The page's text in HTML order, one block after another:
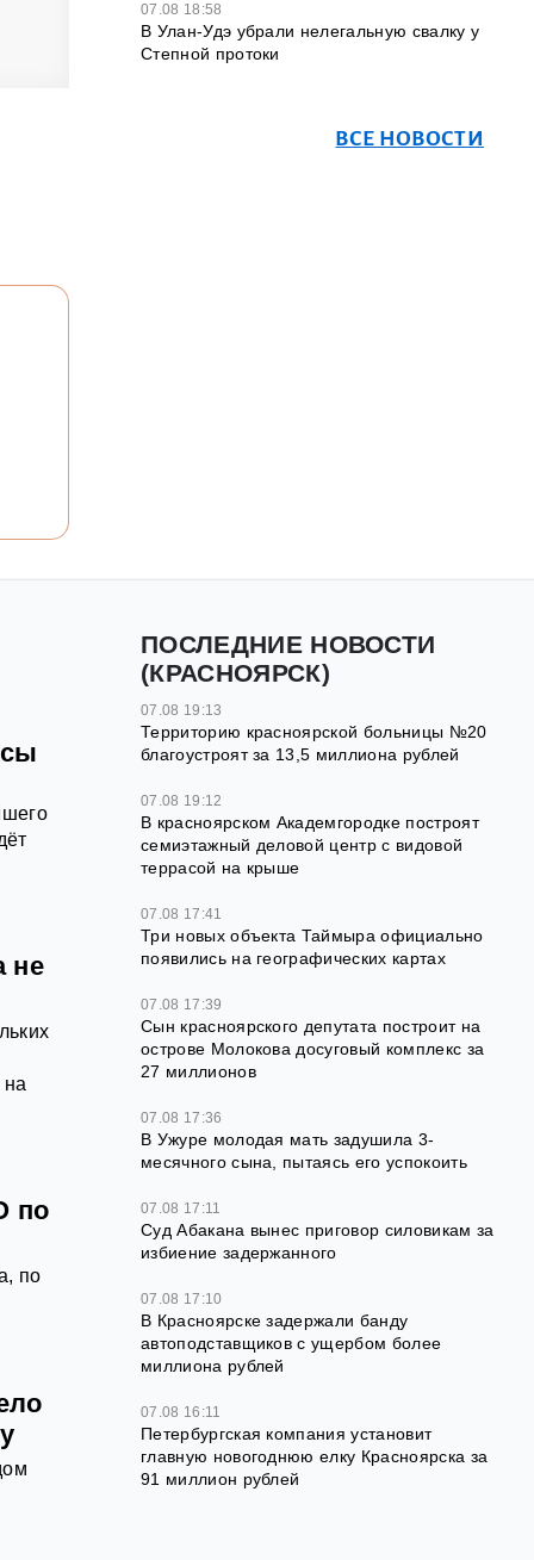
07.08 18:58
В Улан-Удэ убрали нелегальную свалку у
Степной протоки
ВСЕ НОВОСТИ
не
по
по
ПОСЛЕДНИЕ НОВОСТИ
(КРАСНОЯРСК)
07.08 19:13
Территорию красноярской больницы №20
благоустроят за 13,5 миллиона рублей
07.08 19:12
В красноярском Академгородке построят
семиэтажный деловой центр с видовой
террасой на крыше
07.08 17:41
Три новых объекта Таймыра официально
появились на географических картах
07.08 17:39
Сын красноярского депутата построит на
острове Молокова досуговый комплекс за
27 миллионов
07.08 17:36
В Ужуре молодая мать задушила 3-
месячного сына, пытаясь его успокоить
07.08 17:11
Суд Абакана вынес приговор силовикам за
избиение задержанного
07.08 17:10
В Красноярске задержали банду
автоподставщиков с ущербом более
миллиона рублей
07.08 16:11
Петербургская компания установит
главную новогоднюю елку Красноярска за
91 миллион рублей